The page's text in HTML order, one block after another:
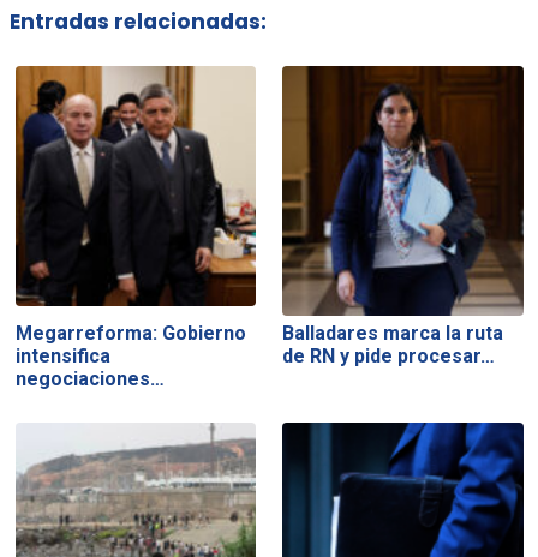
Entradas relacionadas:
Megarreforma: Gobierno
intensifica
negociaciones…
Balladares marca la ruta
de RN y pide procesar…